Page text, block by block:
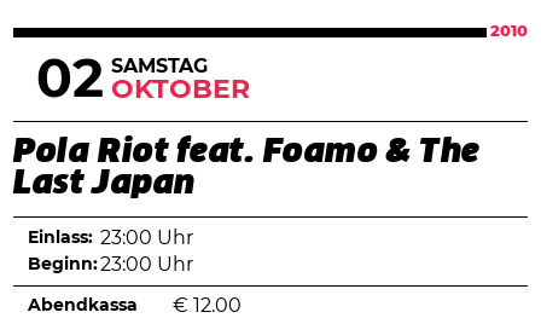
2010
02 SAMSTAG
OKTOBER
Pola Riot feat. Foamo & The
Last Japan
Einlass: 23:00 Uhr
Beginn:23:00 Uhr
Abendkassa € 12.00